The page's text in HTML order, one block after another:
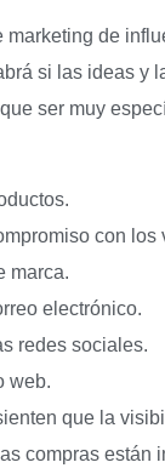
de
si las ideas y
ser muy
con los
marca.
electrónico.
redes sociales.
web.
que la
compras